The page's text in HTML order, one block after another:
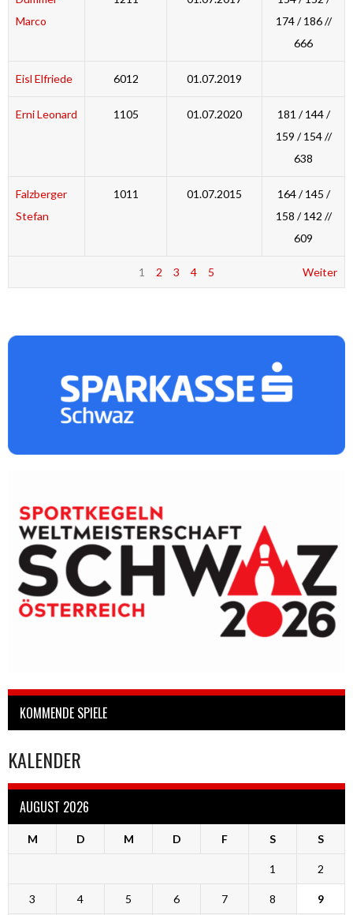
Marco
174 / 186 //
666
Eisl Elfriede 6012 01.07.2019
Erni Leonard 1105 01.07.2020
181 / 144 /
159 / 154 //
638
Falzberger
Stefan
1011 01.07.2015
164 / 145 /
158 / 142 //
609
1 2 3 4 5 Weiter
KOMMENDE SPIELE
KALENDER
AUGUST 2026
M D M D F S S
1 2
3 4 5 6 7 8 9